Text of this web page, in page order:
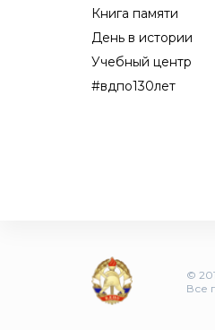
Книга памяти
День в истории
Учебный центр
#вдпо130лет
©
Все